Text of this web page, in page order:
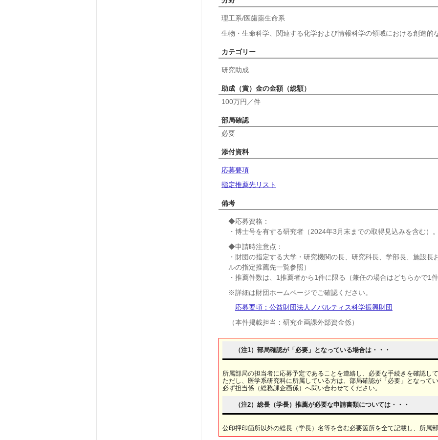
理工系/医歯薬生命系
生物・生命科学、関連する化学および情報科学の領域における創造的
カテゴリー
研究助成
助成（賞）金の金額（総額）
100万円／件
部局確認
必要
添付資料
応募要項
指定推薦先リスト
備考
◆応募資格：
・博士号を有する研究者（2024年3月末までの取得見込みを含む）
◆申請時注意点：
・財団の指定する大学・研究機関の長、研究科長、学部長、施設
ルの指定推薦先一覧参照）
・推薦件数は、1推薦者から1件に限る（兼任の場合はどちらかで1
※詳細は財団ホームページでご確認ください。
応募要項：公益財団法人ノバルティス科学振興財団
（本件掲載担当：研究企画課外部資金係）
（注1）部局確認が「必要」となっている場合は・・・
所属部局の担当者に応募予定であることを連絡し、必要な手続きを確認し
ただし、医学系研究科に所属している方は、部局確認が「必要」となって
必ず担当係（総務課企画係）へ問い合わせてください。
（注2）総長（学長）推薦が必要な申請書類については・・・
公印押印箇所以外の総長（学長）名等を含む必要箇所を全て記載し、所属